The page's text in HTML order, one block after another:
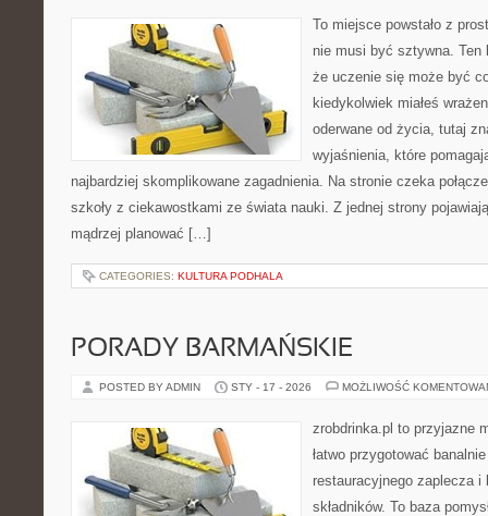
To miejsce powstało z
nie musi być sztywna.
że uczenie się może być
kiedykolwiek miałeś
oderwane od życia, tutaj
wyjaśnienia, które
najbardziej skomplikowane zagadnienia. Na stronie czeka
szkoły z ciekawostkami ze świata nauki. Z jednej strony
mądrzej planować […]
CATEGORIES: KULTURA PODHALA
PORADY BARMAŃSKIE
POSTED BY ADMIN STY - 17 - 2026 MOŻLIWOŚĆ
zrobdrinka.pl to przyjazne
łatwo przygotować
restauracyjnego zaplecza i
składników. To baza